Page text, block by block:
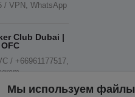
/ VPN, WhatsApp
Club Dubai |
OFC
/ +66961177517,
Мы используем файлы